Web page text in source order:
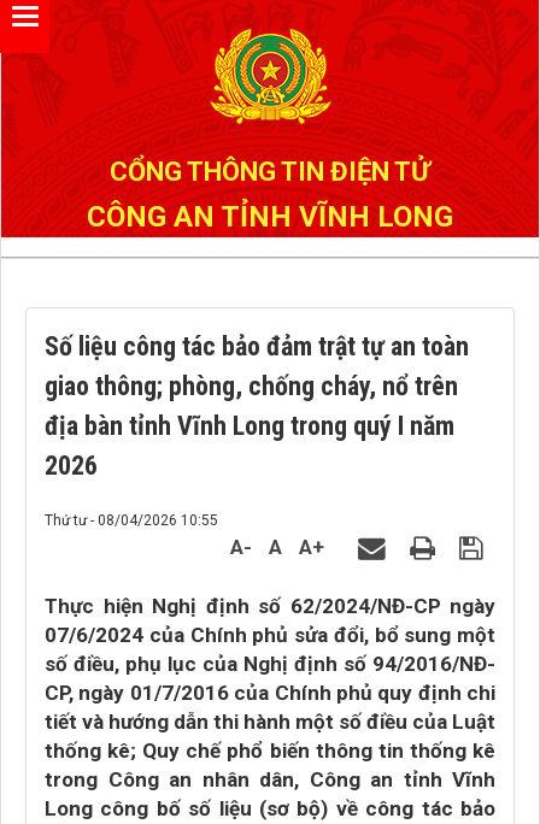
CỔNG THÔNG TIN ĐIỆN TỬ
CÔNG AN TỈNH VĨNH LONG
Số liệu công tác bảo đảm trật tự an toàn
giao thông; phòng, chống cháy, nổ trên
địa bàn tỉnh Vĩnh Long trong quý I năm
2026
Thứ tư - 08/04/2026 10:55
A- A A+
Thực hiện Nghị định số 62/2024/NĐ-CP ngày
07/6/2024 của Chính phủ sửa đổi, bổ sung một
số điều, phụ lục của Nghị định số 94/2016/NĐ-
CP, ngày 01/7/2016 của Chính phủ quy định chi
tiết và hướng dẫn thi hành một số điều của Luật
thống kê; Quy chế phổ biến thông tin thống kê
trong Công an nhân dân, Công an tỉnh Vĩnh
Long công bố số liệu (sơ bộ) về công tác bảo